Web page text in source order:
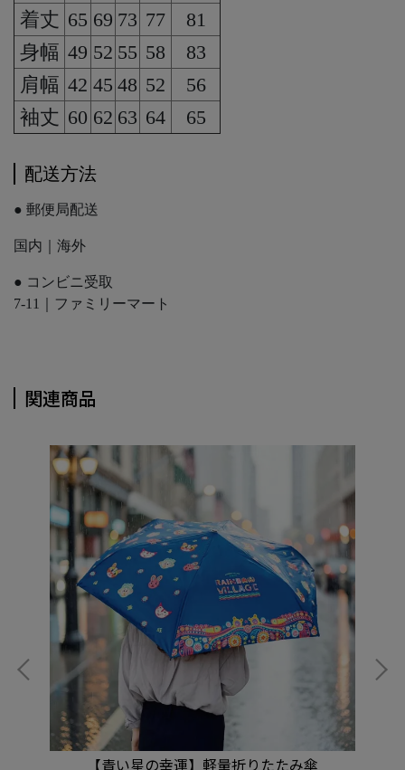
着丈 65 69 73 77
81
身幅 49 52 55 58
83
肩幅 42 45 48 52
56
袖丈 60 62 63 64 65
配送方法
● 郵便局配送
国内｜海外
● コンビニ受取
7-11｜ファミリーマート
関連商品
【青い星の幸運】軽量折りたたみ傘